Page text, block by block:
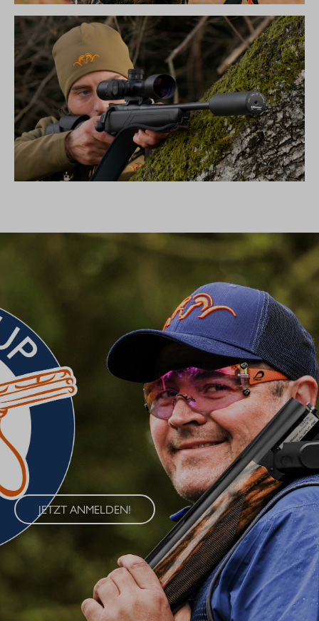
DIE NEUE SILENCE KOLLEKTION
BLASER CUP 2026
Erleben Sie den Blaser Cup 2026 – eine exklusive Serie von
Wettkämpfen im Wurfscheibenschießen, die an vier
renommierten Standorten in Deutschland ausgetragen wird. Der
Blaser Cup bietet Schützen aller Klassen die Möglichkeit, ihre
Fähigkeiten im sportlichen Wettkampf unter Beweis zu stellen.
JETZT ANMELDEN!